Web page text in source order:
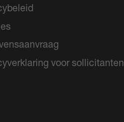
voor sollicitanten